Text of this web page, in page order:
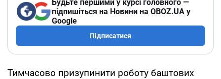
Будьте першими у курсі головного —
підпишіться на Новини на OBOZ.UA у
Google
Підписатися
Тимчасово призупинити роботу баштових